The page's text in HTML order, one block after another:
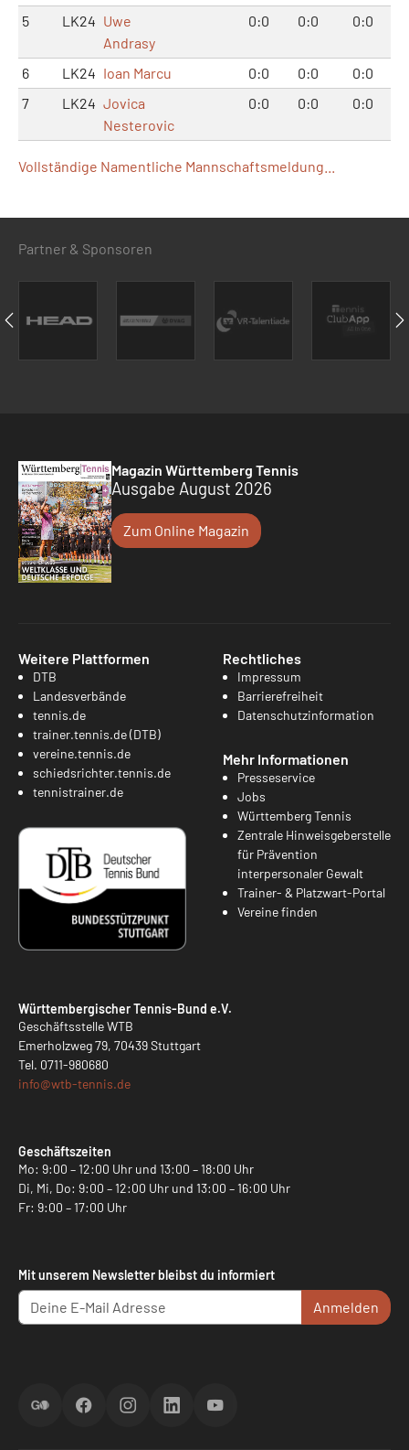
5 LK24 Uwe
Andrasy
0:0 0:0 0:0
6 LK24 Ioan Marcu 0:0 0:0
0:0
7
LK24 Jovica
Nesterovic
0:0 0:0 0:0
Vollständige Namentliche Mannschaftsmeldung...
Partner & Sponsoren
Magazin Württemberg Tennis
Ausgabe August 2026
Zum Online Magazin
Weitere Plattformen
DTB
Landesverbände
tennis.de
trainer.tennis.de (DTB)
vereine.tennis.de
schiedsrichter.tennis.de
tennistrainer.de
Rechtliches
Impressum
Barrierefreiheit
Datenschutzinformation
Mehr Informationen
Presseservice
Jobs
Württemberg Tennis
Zentrale Hinweisgeberstelle
für Prävention
interpersonaler Gewalt
Trainer- & Platzwart-Portal
Vereine finden
Württembergischer Tennis-Bund e.V.
Geschäftsstelle WTB
Emerholzweg 79, 70439 Stuttgart
Tel. 0711-980680
info@wtb-tennis.de
Geschäftszeiten
Mo: 9:00 – 12:00 Uhr und 13:00 – 18:00 Uhr
Di, Mi, Do: 9:00 – 12:00 Uhr und 13:00 – 16:00 Uhr
Fr: 9:00 – 17:00 Uhr
Mit unserem Newsletter bleibst du informiert
Anmelden
ScoreGOFacebookInstagramLinkedInYouTube